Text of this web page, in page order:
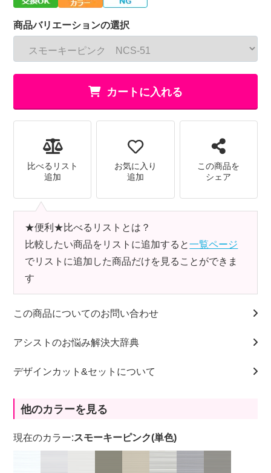
商品バリエーションの選択
カートに入れる
比べるリスト
追加
お気に入り
追加
この商品を
シェア
★便利★比べるリストとは？
比較したい商品をリストに追加すると一覧ページ
でリストに追加した商品だけを見ることができま
す
この商品についてのお問い合わせ
アシストのお悩み解決大辞典
デザインカット&セットについて
他のカラーを見る
現在のカラー:スモーキーピンク(単色)